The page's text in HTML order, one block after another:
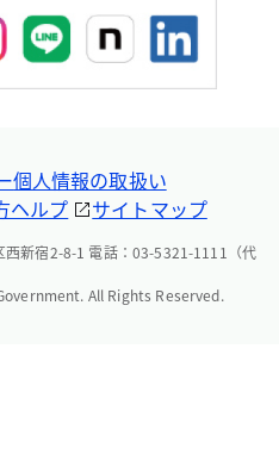
個人情報の取扱い
ヘルプ サイトマップ
新宿2-8-1 電話：03-5321-1111（代
All Rights Reserved.